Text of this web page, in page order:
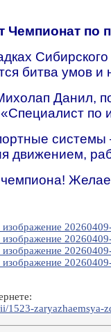
Чемпионат по
Сибирского
битва умов и
Данил,
движением,